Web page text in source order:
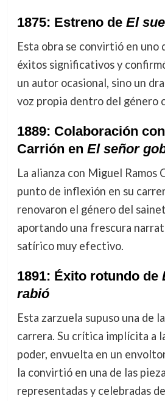
1875: Estreno de El
Esta obra se convirtió en uno
éxitos significativos y
un autor ocasional, sino un
voz propia dentro del género
1889: Colaboración
Carrión en El señor
La alianza con Miguel Ramos
punto de inflexión en su
renovaron el género del
aportando una frescura
satírico muy efectivo.
1891: Éxito rotundo de
rabió
Esta zarzuela supuso una de
carrera. Su crítica implícita a
poder, envuelta en un
la convirtió en una de las
representadas y celebradas